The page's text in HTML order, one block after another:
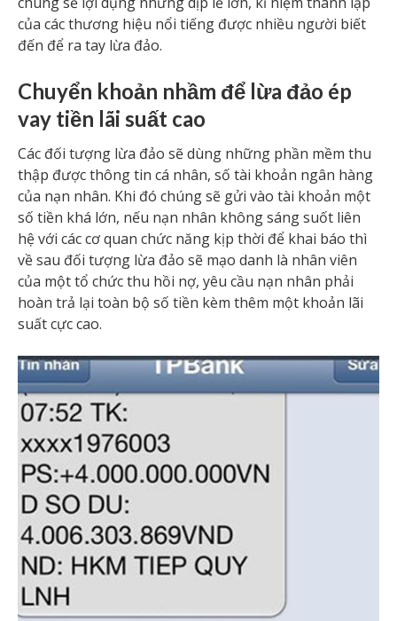
của các thương hiệu nổi tiếng được nhiều người biết
đến để ra tay lừa đảo.
Chuyển khoản nhầm để lừa đảo ép
vay tiền lãi suất cao
Các đối tượng lừa đảo sẽ dùng những phần mềm thu
thập được thông tin cá nhân, số tài khoản ngân hàng
của nạn nhân. Khi đó chúng sẽ gửi vào tài khoản một
số tiền khá lớn, nếu nạn nhân không sáng suốt liên
hệ với các cơ quan chức năng kịp thời để khai báo thì
về sau đối tượng lừa đảo sẽ mạo danh là nhân viên
của một tổ chức thu hồi nợ, yêu cầu nạn nhân phải
hoàn trả lại toàn bộ số tiền kèm thêm một khoản lãi
suất cực cao.